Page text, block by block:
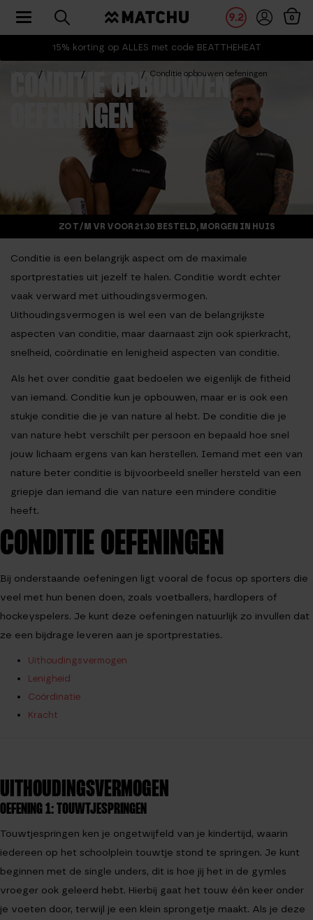
15% korting op ALLES met code BEATTHEHEAT
9.2 0
Toggle navigation
Conditie opbouwen oefeningen
CONDITIE OPBOUWEN
OEFENINGEN
ZO T/M VR VOOR 21.30 BESTELD, MORGEN IN HUIS
Conditie is een belangrijk aspect om de maximale
sportprestaties uit jezelf te halen. Conditie wordt echter
vaak verward met uithoudingsvermogen.
Uithoudingsvermogen is wel een van de belangrijkste
aspecten van conditie, maar daarnaast zijn ook spierkracht,
snelheid, coördinatie en lenigheid aspecten van conditie.
Als het over conditie gaat bedoelen we eigenlijk de fitheid
van iemand. Conditie kun je opbouwen, maar er is ook een
stukje conditie die je van nature al hebt. De conditie die je
van nature hebt verschilt per persoon en bepaald hoe snel
jouw lichaam ergens van kan herstellen. Iemand met een van
nature beter conditie is bijvoorbeeld sneller hersteld van een
griepje dan iemand die van nature een mindere conditie
heeft.
CONDITIE OEFENINGEN
Bij onderstaande oefeningen ligt vooral de focus op sporters die
veel met hun benen doen, zoals voetballers, hardlopers of
hockeyspelers. Je kunt deze oefeningen natuurlijk zo invullen dat
ze een bijdrage leveren aan je sportprestaties.
Uithoudingsvermogen
Lenigheid
Coördinatie
Kracht
UITHOUDINGSVERMOGEN
OEFENING 1: TOUWTJESPRINGEN
Touwtjespringen ken je ongetwijfeld van je kindertijd, waarin
iedereen op het schoolplein touwtje stond te springen. Je kunt
beginnen met de single unders, dit is hoe jij het in de gymles
vroeger ook geleerd hebt. Hierbij gaat het touw één keer onder
je voeten door, terwijl je een klein sprongetje maakt. Als je deze